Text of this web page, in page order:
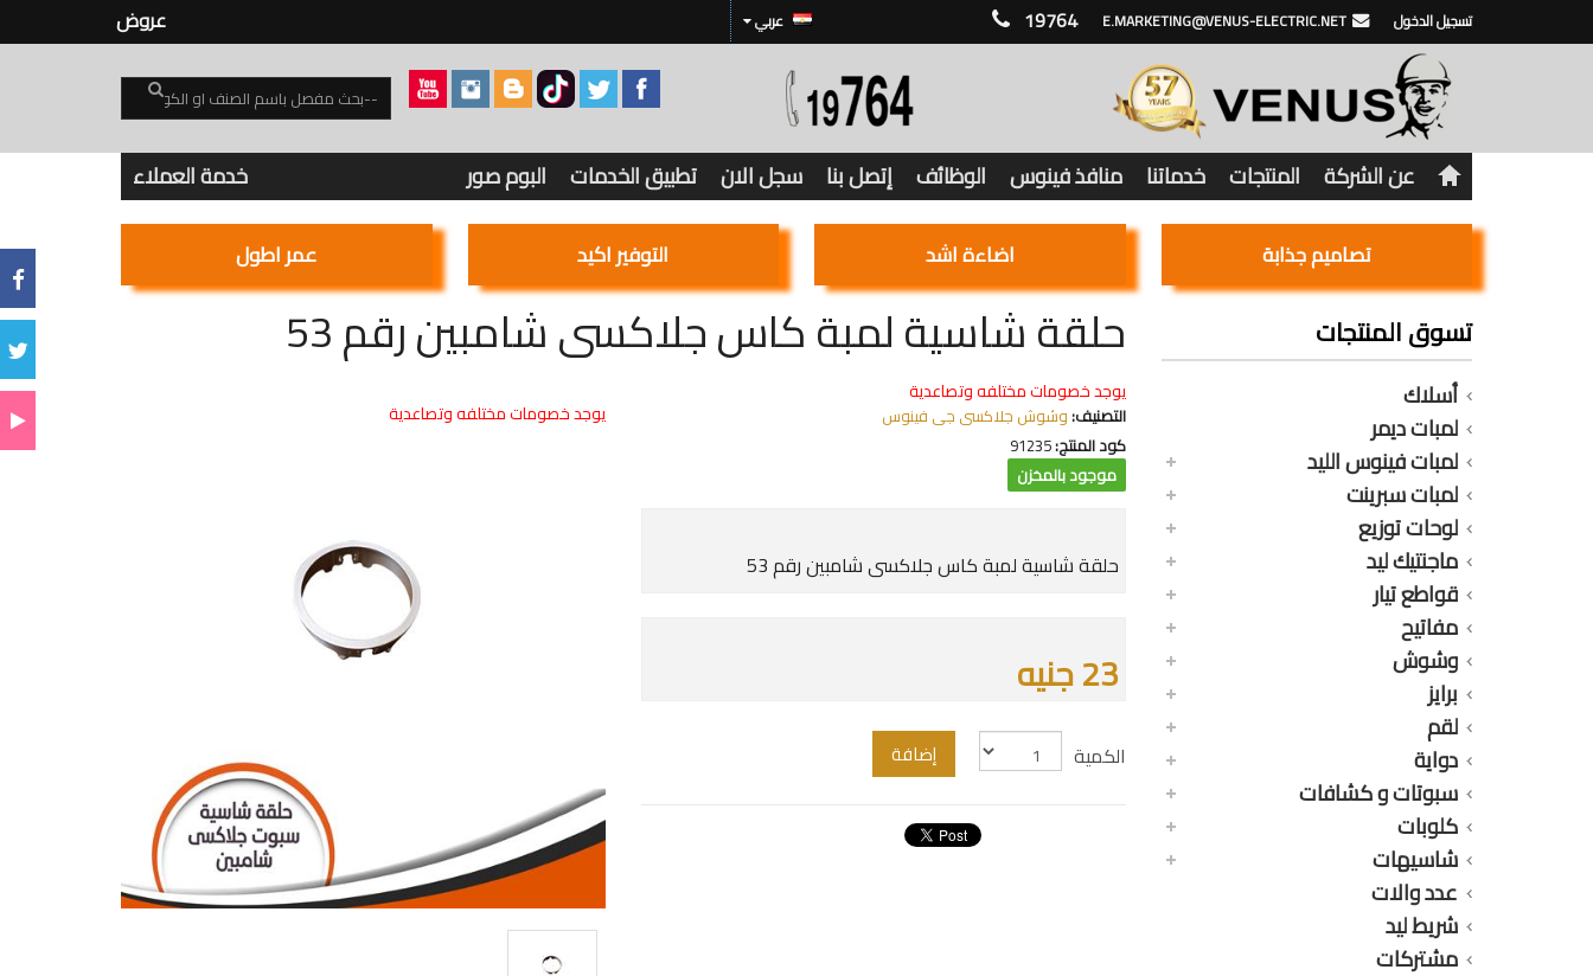
19764 E.MARKETING@VENUS-ELECTRIC.NET تسجيل الدخول عربي عروض
عن الشركة المنتجات خدماتنا منافذ فينوس الوظائف إتصل بنا سجل الان تطبيق الخدمات البوم صور خدمة العملاء
تصاميم جذابة اضاءة اشد التوفير اكيد عمر اطول
تسوق المنتجات
أسلاك
لمبات ديمر
لمبات فينوس الليد
لمبات سبرينت
لوحات توزيع
ماجنتيك ليد
قواطع تيار
مفاتيح
وشوش
برايز
لقم
دواية
سبوتات و كشافات
كلوبات
شاسيهات
عدد والات
شريط ليد
مشتركات
حلقة شاسية لمبة كاس جلاكسى شامبين رقم 53
يوجد خصومات مختلفه وتصاعدية
التصنيف:وشوش جلاكسى جى فينوس
كود المنتج:91235
موجود بالمخزن
حلقة شاسية لمبة كاس جلاكسى شامبين رقم 53
23 جنيه
الكمية إضافة
يوجد خصومات مختلفه وتصاعدية